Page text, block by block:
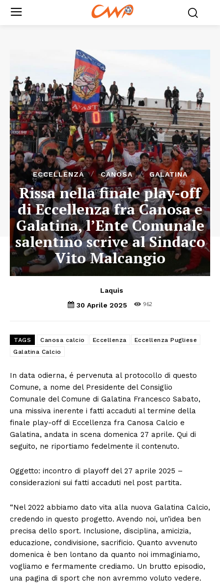
ECCELLENZA CANOSA GALATINA
Rissa nella finale play-off
di Eccellenza fra Canosa e
Galatina, l’Ente Comunale
salentino scrive al Sindaco
Vito Malcangio
Laquis
30 Aprile 2025
962
TAGS Canosa calcio Eccellenza
Eccellenza Pugliese
Galatina Calcio
In data odierna, é pervenuta al protocollo di questo
Comune, a nome del Presidente del Consiglio
Comunale del Comune di Galatina Francesco Sabato,
una missiva inerente i fatti accaduti al termine della
finale play-off di Eccellenza fra Canosa Calcio e
Galatina, andata in scena domenica 27 aprile. Qui di
seguito, ne riportiamo fedelmente il contenuto.
Oggetto: incontro di playoff del 27 aprile 2025 –
considerazioni sui fatti accaduti nel post partita.
“Nel 2022 abbiamo dato vita alla nuova Galatina Calcio,
credendo in questo progetto. Avendo noi, un’idea ben
precisa dello sport. Inclusione, disciplina, amicizia,
educazione, condivisione, sacrificio. Quanto avvenuto
domenica è ben lontano da quanto noi immaginiamo,
vogliamo e fermamente crediamo. Un brutto episodio,
una pagina di sport che non avremmo voluto vedere.